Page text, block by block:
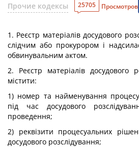
Прочие кодексы
25705 Просмотров
1. Реєстр матеріалів досудового
слідчим або прокурором і
обвинувальним актом.
2. Реєстр матеріалів досудового
містити:
1) номер та найменування
під час досудового
проведення;
2) реквізити процесуальних
досудового розслідування;